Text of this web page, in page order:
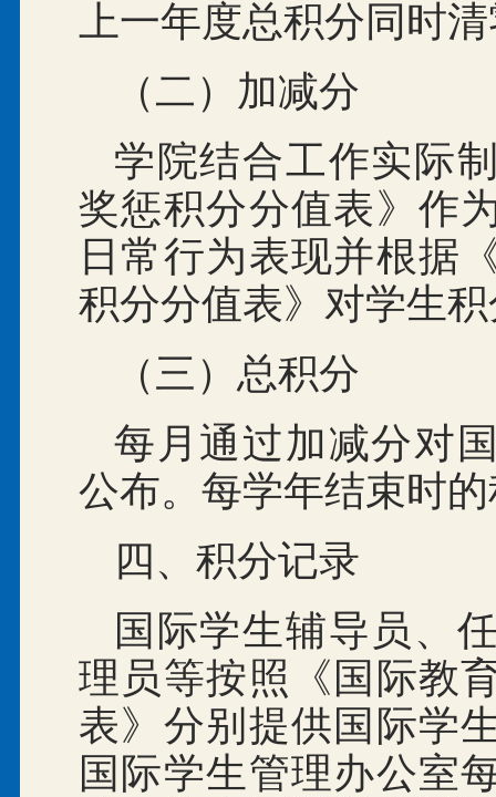
上一年度总积分同时
（二）加减分
学院结合工作实际
奖惩积分分值表》作
日常行为表现并根据
积分分值表》对学生
（三）总积分
每月通过加减分对
公布。每学年结束时
四、积分记录
国际学生辅导员、
理员等按照《国际教
表》分别提供国际学
国际学生管理办公室